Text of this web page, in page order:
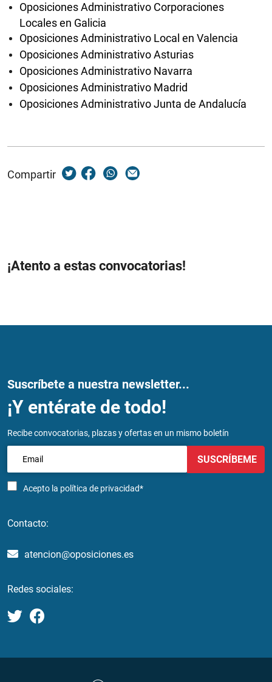
Oposiciones Administrativo Corporaciones
Locales en Galicia
Oposiciones Administrativo Local en Valencia
Oposiciones Administrativo Asturias
Oposiciones Administrativo Navarra
Oposiciones Administrativo Madrid
Oposiciones Administrativo Junta de Andalucía
Compartir
¡Atento a estas convocatorias!
Suscríbete a nuestra newsletter...
¡Y entérate de todo!
Recibe convocatorias, plazas y ofertas en un mismo boletín
Acepto la política de privacidad*
SUSCRÍBEME
Contacto:
atencion@oposiciones.es
Redes sociales: